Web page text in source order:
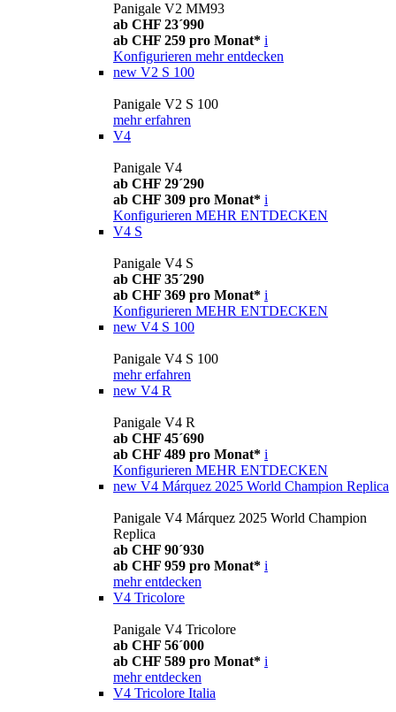
Panigale V2 MM93
ab CHF 23´990
ab CHF 259 pro Monat* i
Konfigurieren mehr entdecken
new V2 S 100
Panigale V2 S 100
mehr erfahren
V4
Panigale V4
ab CHF 29´290
ab CHF 309 pro Monat* i
Konfigurieren MEHR ENTDECKEN
V4 S
Panigale V4 S
ab CHF 35´290
ab CHF 369 pro Monat* i
Konfigurieren MEHR ENTDECKEN
new V4 S 100
Panigale V4 S 100
mehr erfahren
new V4 R
Panigale V4 R
ab CHF 45´690
ab CHF 489 pro Monat* i
Konfigurieren MEHR ENTDECKEN
new V4 Márquez 2025 World Champion Replica
Panigale V4 Márquez 2025 World Champion
Replica
ab CHF 90´930
ab CHF 959 pro Monat* i
mehr entdecken
V4 Tricolore
Panigale V4 Tricolore
ab CHF 56´000
ab CHF 589 pro Monat* i
mehr entdecken
V4 Tricolore Italia